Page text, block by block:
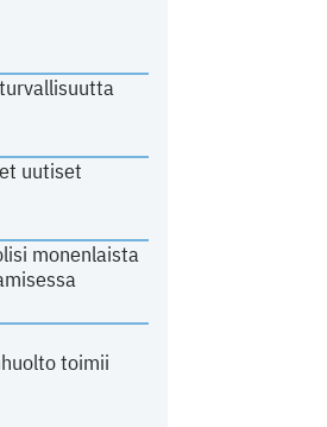
uutiset
monenlaista
toimii